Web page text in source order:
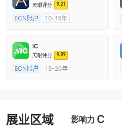
天眼评分 9.21
ECN账户
10-15年
主标MT4
IC
天眼评分 9.09
ECN账户
15-20年
展业区域 影响力 C